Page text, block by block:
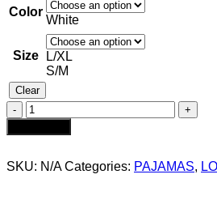
Color
White
Size
L/XL
S/M
Clear
მიუსლინის
ზოლიანი
შორტი
SKU: N/A Categories: PAJAMAS,